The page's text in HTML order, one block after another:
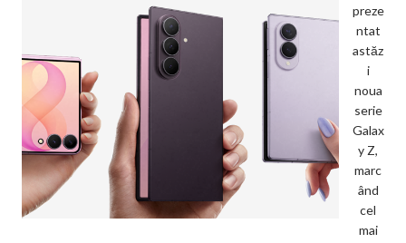
preze
ntat
astăz
i
noua
serie
Galax
y Z,
marc
ând
cel
mai